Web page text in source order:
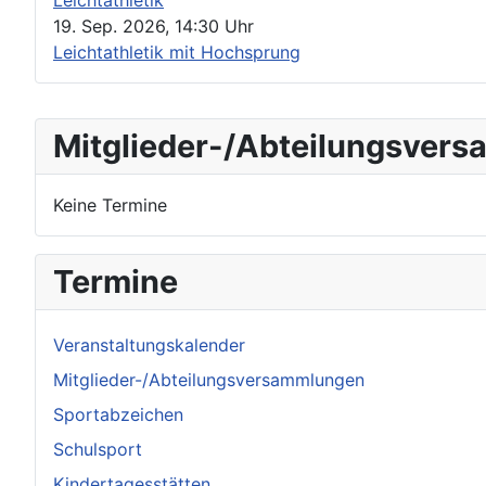
Mitglieder-/
Keine Termine
Termine
Veranstaltungskalender
Mitglieder-/Abteilungsversammlungen
Sportabzeichen
Schulsport
19. Sep. 2026, 14:30 Uhr
Leichtathletik mit Hochsprung